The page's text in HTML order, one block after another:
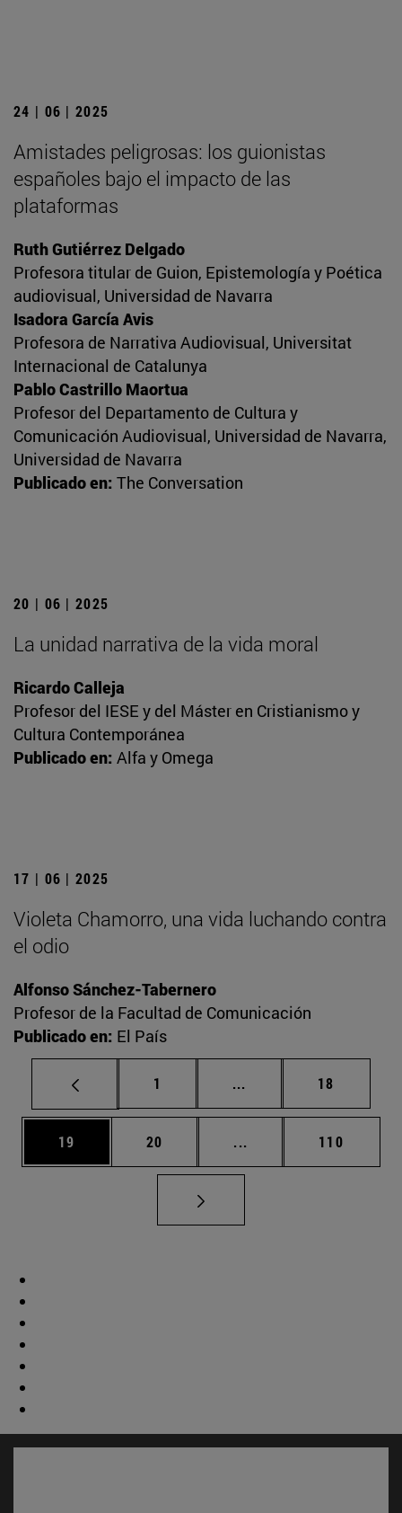
24 | 06 | 2025
Amistades peligrosas: los guionistas
españoles bajo el impacto de las
plataformas
Ruth Gutiérrez Delgado
Profesora titular de Guion, Epistemología y Poética
audiovisual, Universidad de Navarra
Isadora García Avis
Profesora de Narrativa Audiovisual, Universitat
Internacional de Catalunya
Pablo Castrillo Maortua
Profesor del Departamento de Cultura y
Comunicación Audiovisual, Universidad de Navarra,
Universidad de Navarra
Publicado en: The Conversation
20 | 06 | 2025
La unidad narrativa de la vida moral
Ricardo Calleja
Profesor del IESE y del Máster en Cristianismo y
Cultura Contemporánea
Publicado en: Alfa y Omega
17 | 06 | 2025
Violeta Chamorro, una vida luchando contra
el odio
Alfonso Sánchez-Tabernero
Profesor de la Facultad de Comunicación
Publicado en: El País
Página
1 ... Páginas intermedias
Página
18
Página
19 Página
20 ... Páginas intermedias
Página
110